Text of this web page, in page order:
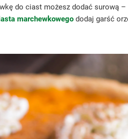
do ciast możesz dodać surową
marchewkowego dodaj garść